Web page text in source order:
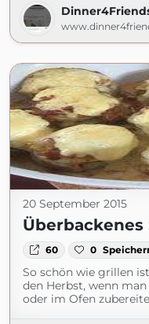
20 September 2015
60 0
So schön wie grillen
den Herbst, wenn
oder im Ofen